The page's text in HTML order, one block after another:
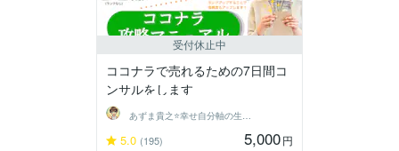
受付休止中
ココナラで売れるための7日間コ
ンサルをします
あずま貴之⭐幸せ自分軸の生き方育成コーチ
5.0 (195) 5,000円